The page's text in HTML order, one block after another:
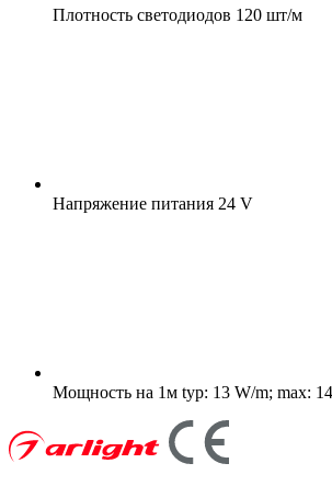
Плотность светодиодов 120 шт/м
Напряжение питания 24 V
Мощность на 1м typ: 13 W/m; max: